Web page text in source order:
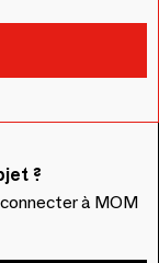
?
à MOM